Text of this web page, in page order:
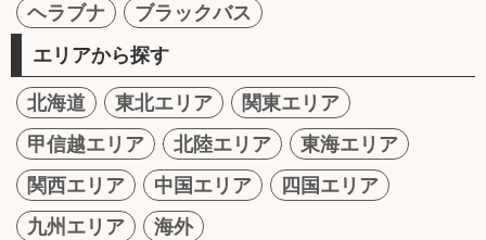
ヘラブナ
ブラックバス
エリアから探す
北海道 東北エリア
関東エリア
甲信越エリア
北陸エリア
東海エリア
関西エリア
中国エリア
四国エリア
九州エリア
海外